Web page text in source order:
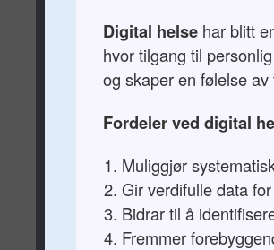
Digital helse har blitt
hvor tilgang til
og skaper en følelse
Fordeler ved digital
Muliggjør
Gir verdifulle data
Bidrar til å
Fremmer